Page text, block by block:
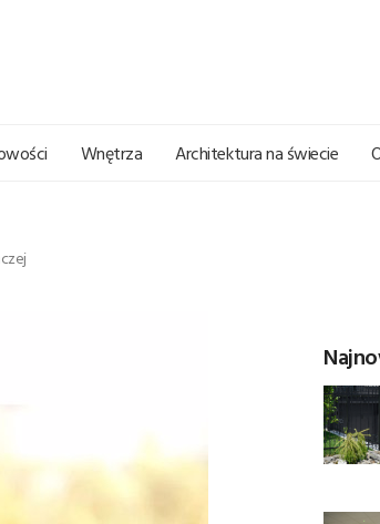
Wnętrza Architektura na świecie